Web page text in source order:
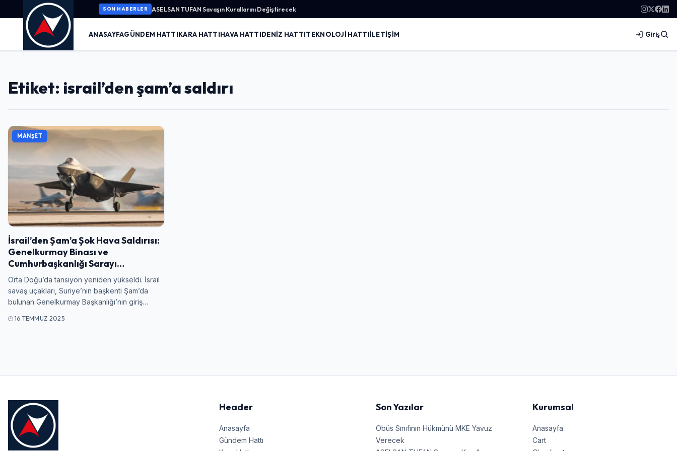
SON HABERLER ASELSAN TUFAN Savaşın Kurallarını Değiştirecek
ANASAYFAGÜNDEM HATTIKARA HATTIHAVA HATTIDENIZ HATTITEKNOLOJI HATTIİLETIŞIM Giriş
Etiket: israil’den şam’a saldırı
MANŞET
İsrail’den Şam’a Şok Hava Saldırısı:
Genelkurmay Binası ve
Cumhurbaşkanlığı Sarayı…
Orta Doğu’da tansiyon yeniden yükseldi. İsrail
savaş uçakları, Suriye’nin başkenti Şam’da
bulunan Genelkurmay Başkanlığı’nın giriş…
16 TEMMUZ 2025
Header
Anasayfa
Gündem Hattı
Son Yazılar
Obüs Sınıfının Hükmünü MKE Yavuz
Verecek
Kurumsal
Anasayfa
Cart